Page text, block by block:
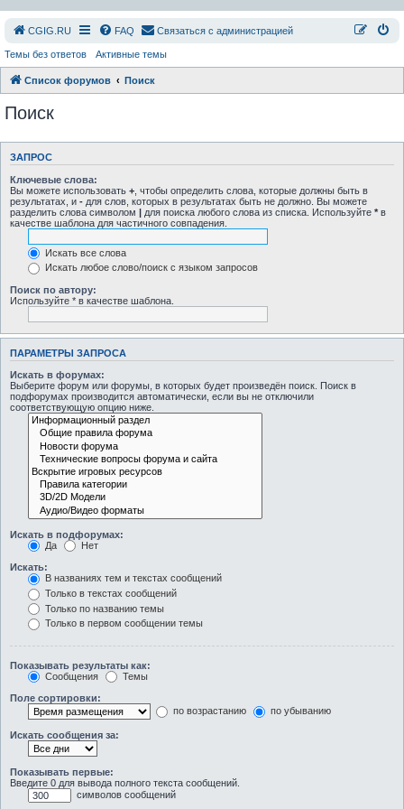
СGIG.RU FAQ Связаться с администрацией
Темы без ответов Активные темы
Список форумов Поиск
Поиск
ЗАПРОС
Ключевые слова:
Вы можете использовать + , чтобы определить слова, которые должны быть в
результатах, и - для слов, которых в результатах быть не должно. Вы можете
разделить слова символом | для поиска любого слова из списка. Используйте * в
качестве шаблона для частичного совпадения.
Искать все слова
Искать любое слово/поиск с языком запросов
Поиск по автору:
Используйте * в качестве шаблона.
ПАРАМЕТРЫ ЗАПРОСА
Искать в форумах:
Выберите форум или форумы, в которых будет произведён поиск. Поиск в
подфорумах производится автоматически, если вы не отключили
соответствующую опцию ниже.
Искать в подфорумах:
Да
Нет
Искать:
В названиях тем и текстах сообщений
Только в текстах сообщений
Только по названию темы
Только в первом сообщении темы
Показывать результаты как:
Сообщения
Темы
Поле сортировки:
по возрастанию
по убыванию
Искать сообщения за:
Показывать первые:
Введите 0 для вывода полного текста сообщений.
символов сообщений